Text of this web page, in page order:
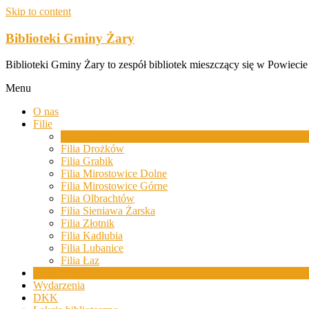
Skip to content
Biblioteki Gminy Żary
Biblioteki Gminy Żary to zespół bibliotek mieszczący się w
Menu
O nas
Filie
Filia Drożków
Filia Grabik
Filia Mirostowice Dolne
Filia Mirostowice Górne
Filia Olbrachtów
Filia Sieniawa Żarska
Filia Złotnik
Filia Kadłubia
Filia Lubanice
Filia Łaz
Wydarzenia
DKK